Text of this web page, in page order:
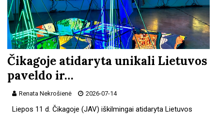
Čikagoje atidaryta unikali Lietuvos
paveldo ir…
Renata Nekrošienė 2026-07-14
Liepos 11 d. Čikagoje (JAV) iškilmingai atidaryta Lietuvos